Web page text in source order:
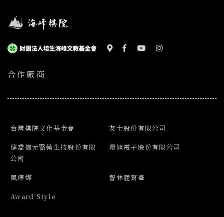
合作廠商
台灣棋院文化基金會
友士股份有限公司
健喬信元醫藥生技股份有限
公司
環旭電子股份有限公司
風傳媒
智林體育臺
Award Style